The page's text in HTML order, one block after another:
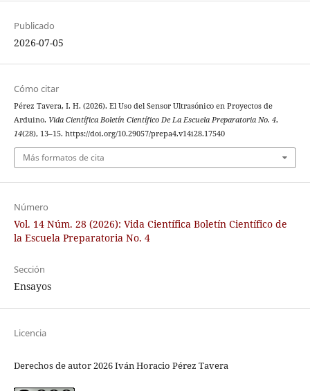
Publicado
2026-07-05
Cómo citar
Pérez Tavera, I. H. (2026). El Uso del Sensor Ultrasónico en Proyectos de
Arduino. Vida Científica Boletín Científico De La Escuela Preparatoria No. 4,
14(28), 13–15. https://doi.org/10.29057/prepa4.v14i28.17540
Más formatos de cita
Número
Vol. 14 Núm. 28 (2026): Vida Científica Boletín Científico de
la Escuela Preparatoria No. 4
Sección
Ensayos
Licencia
Derechos de autor 2026 Iván Horacio Pérez Tavera